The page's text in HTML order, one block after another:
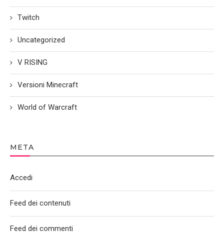
Twitch
Uncategorized
V RISING
Versioni Minecraft
World of Warcraft
META
Accedi
Feed dei contenuti
Feed dei commenti